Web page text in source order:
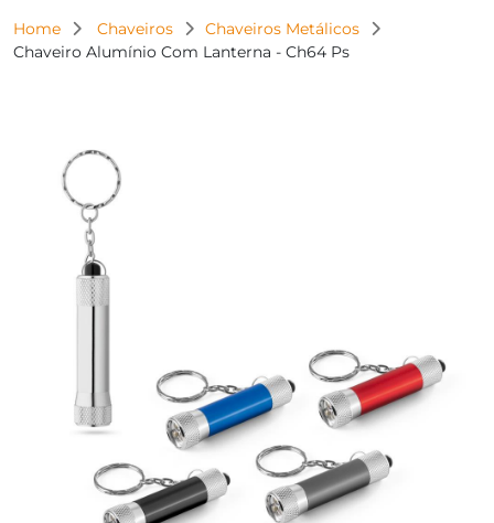
Home Chaveiros
Chaveiros Metálicos
Chaveiro Alumínio Com Lanterna - Ch64 Ps